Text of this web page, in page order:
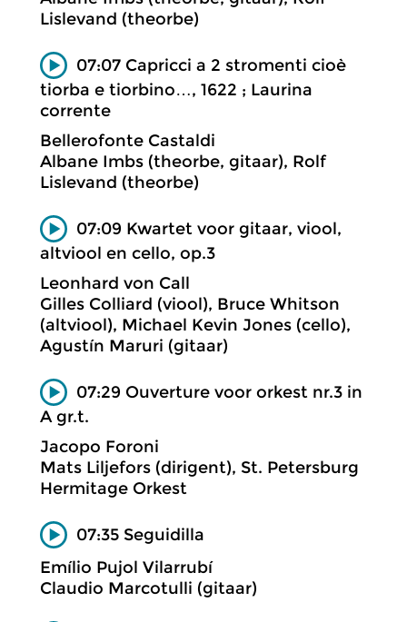
Lislevand (theorbe)
07:07 Capricci a 2 stromenti cioè
tiorba e tiorbino…, 1622 ; Laurina
corrente
Bellerofonte Castaldi
Albane Imbs (theorbe, gitaar), Rolf
Lislevand (theorbe)
07:09 Kwartet voor gitaar, viool,
altviool en cello, op.3
Leonhard von Call
Gilles Colliard (viool), Bruce Whitson
(altviool), Michael Kevin Jones (cello),
Agustín Maruri (gitaar)
07:29 Ouverture voor orkest nr.3 in
A gr.t.
Jacopo Foroni
Mats Liljefors (dirigent), St. Petersburg
Hermitage Orkest
07:35 Seguidilla
Emílio Pujol Vilarrubí
Claudio Marcotulli (gitaar)